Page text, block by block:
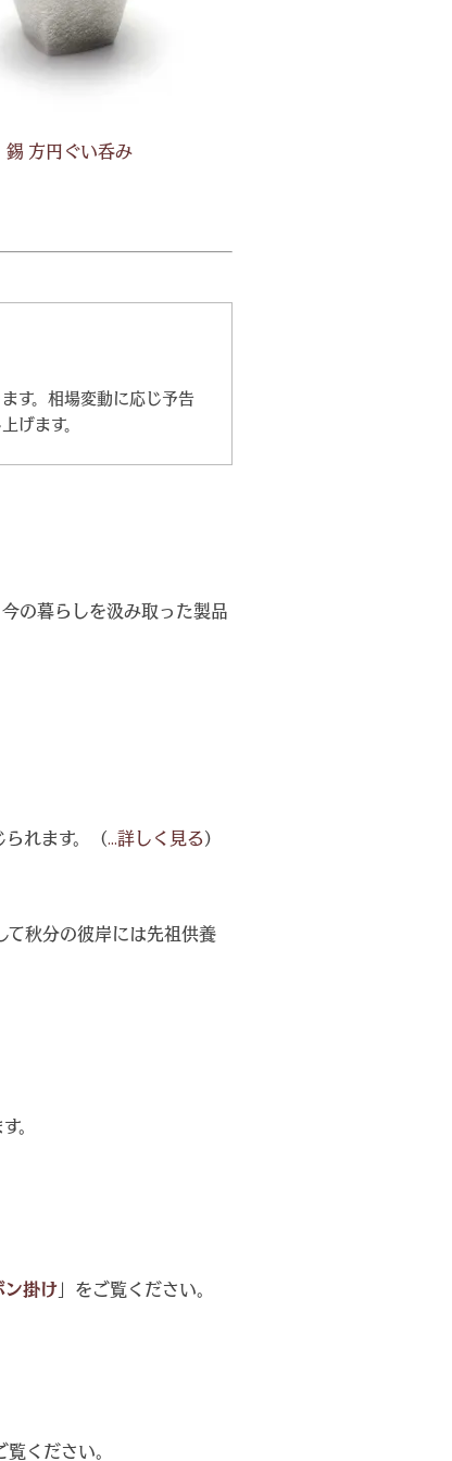
錫 方円ぐい呑み
す。相場変動に応じ予告
げます。
の暮らしを汲み取った製品
れます。（...詳しく見る）
て秋分の彼岸には先祖供養
。
ン掛け 」をご覧ください。
覧ください。